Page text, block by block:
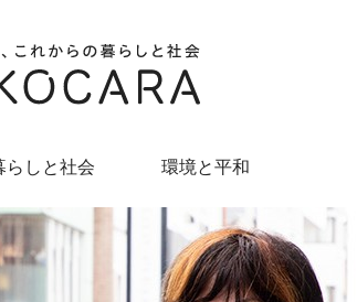
らしと社会 環境と平和